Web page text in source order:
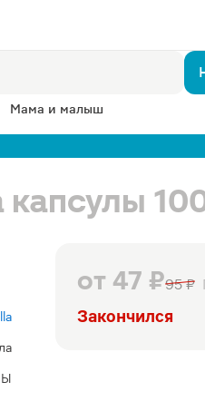
Мама и малыш
от 47 ₽95 ₽
Закончился